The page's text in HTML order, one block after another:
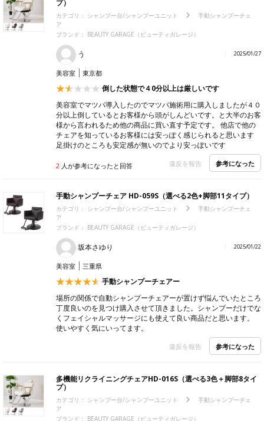
プ）
カテゴリ： シャンプー台/シャンプーユニット
手動シャンプーチェ
ア
ブランド： BEAUTY GARAGE（ビューティガレージ）
う 2025/01/27
美容室 東京都
倒した状態で４0分以上は厳しいです
美容室でマツパ導入したのでマツパ施術用に購入しましたが４０
分以上倒しているとお客様から頭がしんどいです。と大半のお客
様から言われるため他の商品に買い直す予定です。 他店で他の
チェアを知っているお客様には安っぽく感じられると思います
足掛けのところも安定感が無いのでより安っぽいです
2 人が参考になったと回答 違反を報告 参考になった
手動シャンプーチェア HD-059S（選べる2色+脚部11タイプ）
カテゴリ： シャンプー台/シャンプーユニット
手動シャンプーチェ
ア
ブランド： BEAUTY GARAGE（ビューティガレージ）
坂本さゆり 2025/01/22
美容室 三重県
手動シャンプーチェアー
場所の関係で自動シャンプーチェアーが置けず悩んでいたところ
丁度良いのを見つけ購入させて頂きました。シャンプーだけでな
くフェイシャルマッサージにも使えて良い商品だと思います。
使いやすく気にいってます。
違反を報告 参考になった
多機能リクライニングチェアHD-016S（選べる3色＋脚部8タイ
プ）
カテゴリ： シャンプー台/シャンプーユニット
手動シャンプーチェ
ア
ブランド： BEAUTY GARAGE（ビューティガレージ）